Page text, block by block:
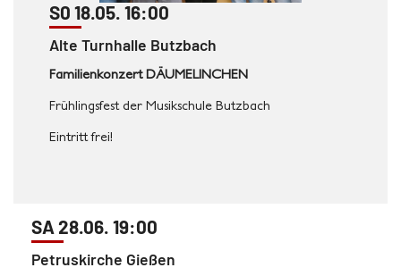
S0 18.05. 16:00
Alte Turnhalle Butzbach
Familienkonzert DÄUMELINCHEN
Frühlingsfest der Musikschule Butzbach
Eintritt frei!
SA 28.06. 19:00
Petruskirche Gießen